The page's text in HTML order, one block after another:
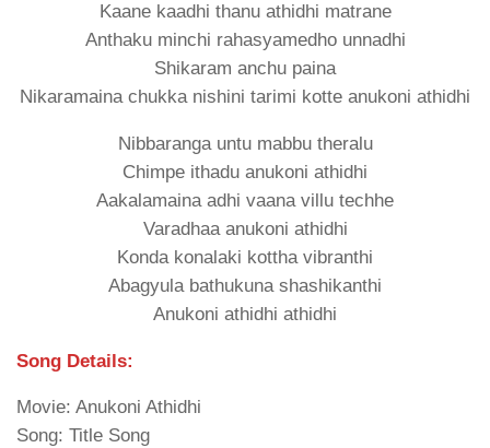
Kaane kaadhi thanu athidhi matrane
Anthaku minchi rahasyamedho unnadhi
Shikaram anchu paina
Nikaramaina chukka nishini tarimi kotte anukoni athidhi
Nibbaranga untu mabbu theralu
Chimpe ithadu anukoni athidhi
Aakalamaina adhi vaana villu techhe
Varadhaa anukoni athidhi
Konda konalaki kottha vibranthi
Abagyula bathukuna shashikanthi
Anukoni athidhi athidhi
Song Details:
Movie: Anukoni Athidhi
Song: Title Song